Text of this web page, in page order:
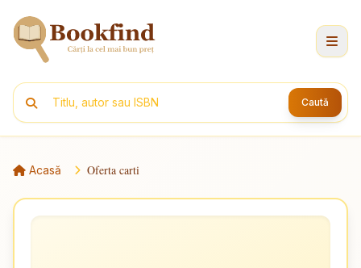
Caută
Acasă Oferta carti